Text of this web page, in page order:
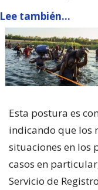
Lee también...
Esta postura es
indicando que los
situaciones en los
casos en
Servicio de